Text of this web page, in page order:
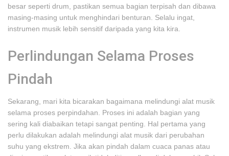
besar seperti drum, pastikan semua bagian terpisah dan dibawa
masing-masing untuk menghindari benturan. Selalu ingat,
instrumen musik lebih sensitif daripada yang kita kira.
Perlindungan Selama Proses
Pindah
Sekarang, mari kita bicarakan bagaimana melindungi alat musik
selama proses perpindahan. Proses ini adalah bagian yang
sering kali diabaikan tetapi sangat penting. Hal pertama yang
perlu dilakukan adalah melindungi alat musik dari perubahan
suhu yang ekstrem. Jika akan pindah dalam cuaca panas atau